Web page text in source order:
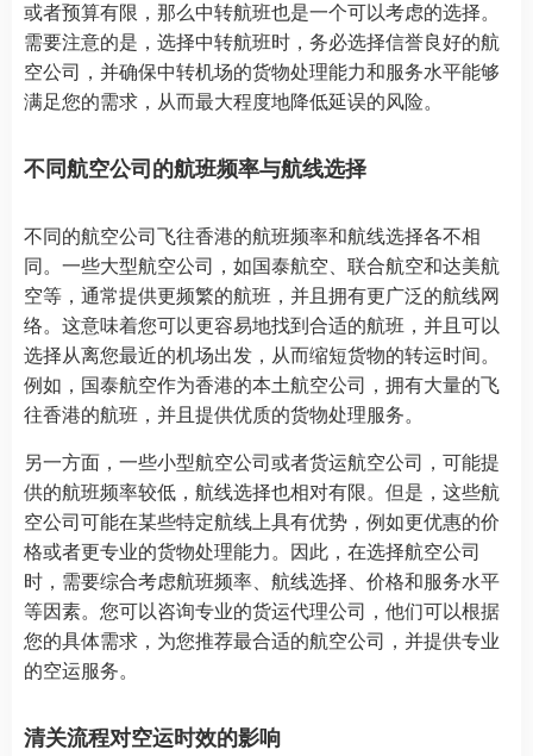
或者预算有限，那么中转航班也是一个可以考虑的选择。
需要注意的是，选择中转航班时，务必选择信誉良好的航
空公司，并确保中转机场的货物处理能力和服务水平能够
满足您的需求，从而最大程度地降低延误的风险。
不同航空公司的航班频率与航线选择
不同的航空公司飞往香港的航班频率和航线选择各不相
同。一些大型航空公司，如国泰航空、联合航空和达美航
空等，通常提供更频繁的航班，并且拥有更广泛的航线网
络。这意味着您可以更容易地找到合适的航班，并且可以
选择从离您最近的机场出发，从而缩短货物的转运时间。
例如，国泰航空作为香港的本土航空公司，拥有大量的飞
往香港的航班，并且提供优质的货物处理服务。
另一方面，一些小型航空公司或者货运航空公司，可能提
供的航班频率较低，航线选择也相对有限。但是，这些航
空公司可能在某些特定航线上具有优势，例如更优惠的价
格或者更专业的货物处理能力。因此，在选择航空公司
时，需要综合考虑航班频率、航线选择、价格和服务水平
等因素。您可以咨询专业的货运代理公司，他们可以根据
您的具体需求，为您推荐最合适的航空公司，并提供专业
的空运服务。
清关流程对空运时效的影响